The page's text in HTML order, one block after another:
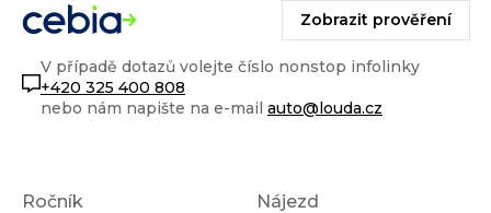
Ročník Nájezd
Zobrazit prověření
V případě dotazů volejte číslo nonstop infolinky
+420 325 400 808
nebo nám napište na e-mail auto@louda.cz